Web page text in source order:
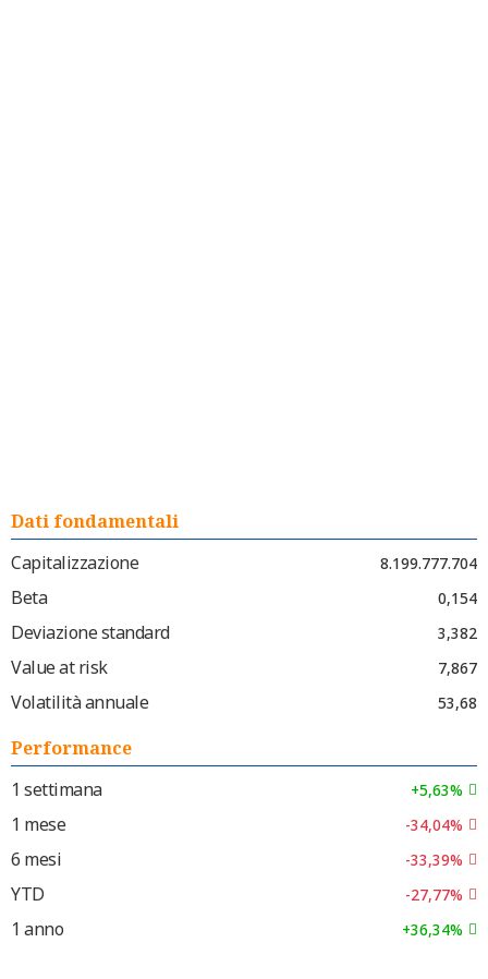
Dati fondamentali
Capitalizzazione
8.199.777.704
Beta 0,154
Deviazione standard 3,382
Value at risk 7,867
Volatilità annuale 53,68
Performance
1 settimana
+5,63%
1 mese -34,04%
6 mesi -33,39%
YTD -27,77%
1 anno +36,34%